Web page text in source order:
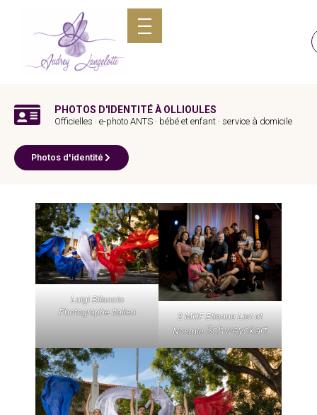
PHOTOS D'IDENTITÉ À OLLIOULES
Officielles · e-photo ANTS · bébé et enfant · service à domicile
Photos d'identité
Luigi Bilancio
Photographe Italien
2 MOF Etienne List et
NoemieSchweyckart